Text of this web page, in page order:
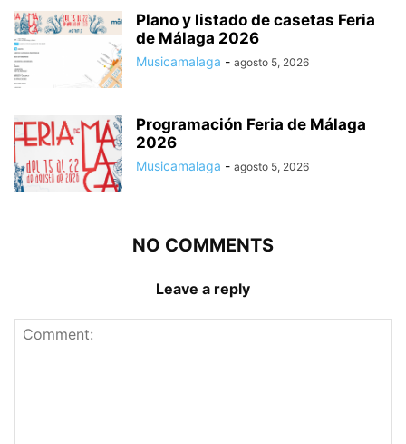
Plano y listado de casetas Feria
de Málaga 2026
Musicamalaga - agosto 5, 2026
Programación Feria de Málaga
2026
Musicamalaga - agosto 5, 2026
NO COMMENTS
Leave a reply